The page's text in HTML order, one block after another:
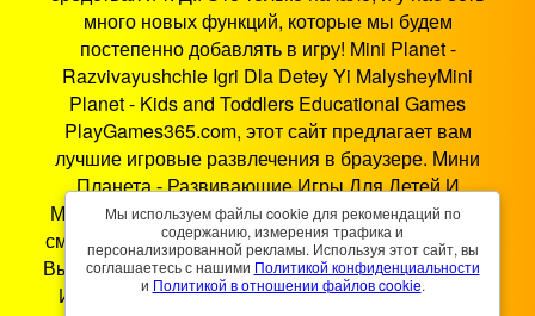
много новых функций, которые мы будем
постепенно добавлять в игру! Mini Planet -
Razvivayushchie Igri Dla Detey Yi MalysheyMini
Planet - Kids and Toddlers Educational Games
PlayGames365.com, этот сайт предлагает вам
лучшие игровые развлечения в браузере. Мини
Планета - Развивающие Игры Для Детей И
Малышей - это игра HTML5, которая работает на
смартфонах, планшетах, ПК и смарт-телевизорах.
Вы можете играть в Мини Планета - Развивающие
Игры Для Детей И Малышей где угодно и когда
Мы используем файлы cookie для рекомендаций по
содержанию, измерения трафика и
персонализированной рекламы. Используя этот сайт, вы
соглашаетесь с нашими Политикой конфиденциальности
и Политикой в ​​отношении файлов cookie.